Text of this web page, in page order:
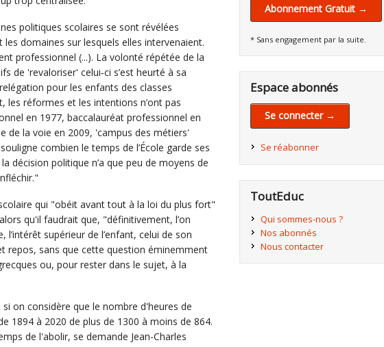
politiques scolaires se sont révélées
domaines sur lesquels elles intervenaient.
professionnel (...). La volonté répétée de la
de 'revaloriser' celui‐ci s’est heurté à sa
pour les enfants des classes
les réformes et les intentions n’ont pas
en 1977, baccalauréat professionnel en
de la voie en 2009, 'campus des métiers'
combien le temps de l’École garde ses
décision politique n’a que peu de moyens de
qui "obéit avant tout à la loi du plus fort"
qu'il faudrait que, "définitivement, l’on
supérieur de l’enfant, celui de son
repos, sans que cette question éminemment
ou, pour rester dans le sujet, à la
on considère que le nombre d'heures de
1894 à 2020 de plus de 1300 à moins de 864.
de l'abolir, se demande Jean-Charles
Abonnement Gratuit →
* Sans engagement par la suite.
Espace abonnés
Se connecter →
Se réabonner
ToutEduc
Qui sommes-nous ?
Nos abonnés
Nous contacter